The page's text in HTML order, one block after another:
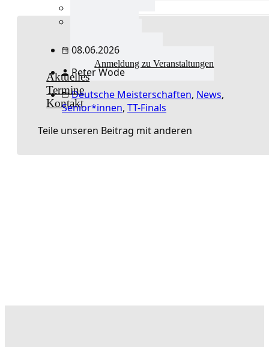
Lehre Downloads
Anmeldung zu Veranstaltungen
Aktuelles
Termine
Kontakt
08.06.2026
Peter Wode
Deutsche Meisterschaften, News,
Senior*innen, TT-Finals
Teile unseren Beitrag mit anderen